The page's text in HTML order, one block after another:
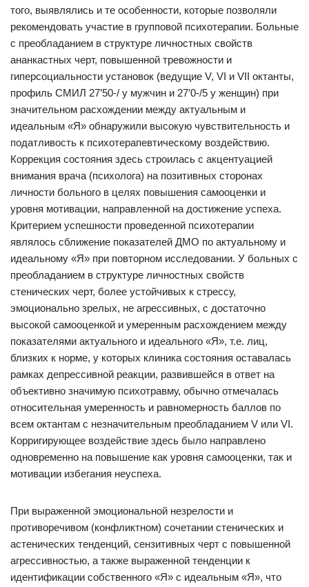
того, выявлялись и те особенности, которые позволяли
рекомендовать участие в групповой психотерапии. Больные
с преобладанием в структуре личностных свойств
ананкастных черт, повышенной тревожности и
гиперсоциальности установок (ведущие V, VI и VII октанты,
профиль СМИЛ 27’50-/ у мужчин и 27’0-/5 у женщин) при
значительном расхождении между актуальным и
идеальным «Я» обнаружили высокую чувствительность и
податливость к психотерапевтическому воздействию.
Коррекция состояния здесь строилась с акцентуацией
внимания врача (психолога) на позитивных сторонах
личности больного в целях повышения самооценки и
уровня мотивации, направленной на достижение успеха.
Критерием успешности проведенной психотерапии
являлось сближение показателей ДМО по актуальному и
идеальному «Я» при повторном исследовании. У больных с
преобладанием в структуре личностных свойств
стенических черт, более устойчивых к стрессу,
эмоционально зрелых, не агрессивных, с достаточно
высокой самооценкой и умеренным расхождением между
показателями актуального и идеального «Я», т.е. лиц,
близких к норме, у которых клиника состояния оставалась
рамках депрессивной реакции, развившейся в ответ на
объективно значимую психотравму, обычно отмечалась
относительная умеренность и равномерность баллов по
всем октантам с незначительным преобладанием V или VI.
Корригирующее воздействие здесь было направлено
одновременно на повышение как уровня самооценки, так и
мотивации избегания неуспеха.
При выраженной эмоциональной незрелости и
противоречивом (конфликтном) сочетании стенических и
астенических тенденций, сензитивных черт с повышенной
агрессивностью, а также выраженной тенденции к
идентификации собственного «Я» с идеальным «Я», что